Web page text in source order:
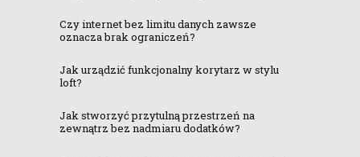
Czy internet bez limitu danych zawsze
oznacza brak ograniczeń?
Jak urządzić funkcjonalny korytarz w stylu
loft?
Jak stworzyć przytulną przestrzeń na
zewnątrz bez nadmiaru dodatków?